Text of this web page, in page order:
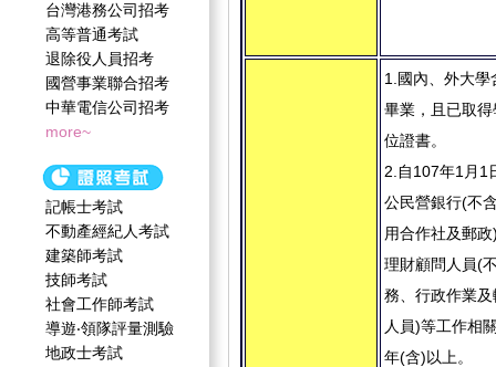
台灣港務公司招考
高等普通考試
退除役人員招考
國營事業聯合招考
中華電信公司招考
more~
記帳士考試
不動產經紀人考試
建築師考試
技師考試
社會工作師‍考試
導遊‧領隊評量測驗
地政士考試
1.國內、外大學
畢業，且已取
位證書。
2.自107年1月1
公民營銀行(不
用合作社及郵
理財顧問人員(
務、行政作業
人員)等工作相
年(含)以上。